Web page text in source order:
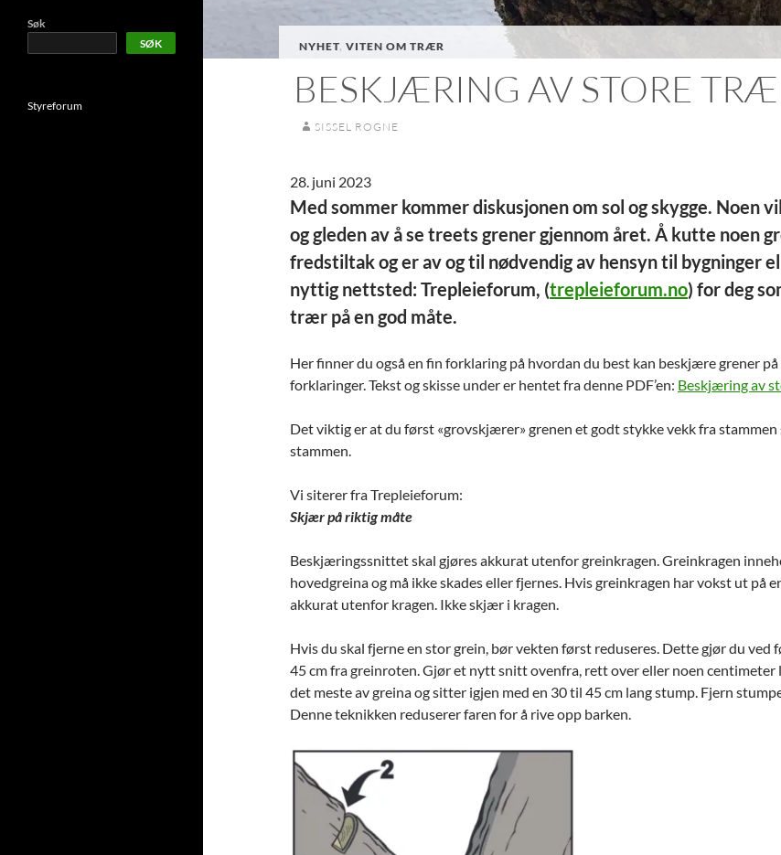
NYHET,VITEN OM TRÆR
BESKJÆRING AV STORE
SISSEL ROGNE
28. juni 2023
Med sommer kommer diskusjonen om sol og skygge. Noen
og gleden av å se treets grener gjennom året. Å kutte noen
fredstiltak og er av og til nødvendig av hensyn til bygninger
nyttig nettsted: Trepleieforum, (trepleieforum.no) for deg
trær på en god måte.
Her finner du også en fin forklaring på hvordan du best kan beskjære grener
forklaringer. Tekst og skisse under er hentet fra denne PDF’en: Beskjæring av
Det viktig er at du først «grovskjærer» grenen et godt stykke vekk fra
stammen.
Vi siterer fra Trepleieforum:
Skjær på riktig måte
Beskjæringssnittet skal gjøres akkurat utenfor greinkragen. Greinkragen
hovedgreina og må ikke skades eller fjernes. Hvis greinkragen har vokst ut på
akkurat utenfor kragen. Ikke skjær i kragen.
Hvis du skal fjerne en stor grein, bør vekten først reduseres. Dette gjør du
45 cm fra greinroten. Gjør et nytt snitt ovenfra, rett over eller noen centimeter
det meste av greina og sitter igjen med en 30 til 45 cm lang stump. Fjern
Denne teknikken reduserer faren for å rive opp barken.
Søk
SØK
Styreforum